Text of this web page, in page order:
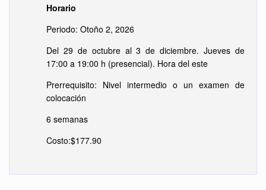
Horario
Periodo: Otoño 2, 2026
Del 29 de octubre al 3 de diciembre. Jueves de
17:00 a 19:00 h (presencial). Hora del este
Prerrequisito: Nivel intermedio o un examen de
colocación
6 semanas
Costo:$177.90